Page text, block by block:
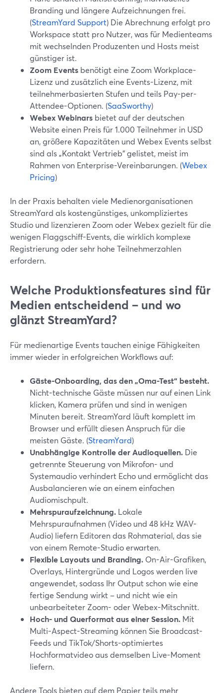
Branding und längere Aufzeichnungen frei.
(StreamYard Support) Die Abrechnung erfolgt pro
Workspace statt pro Nutzer, was für Medienteams
mit wechselnden Produzenten und Hosts meist
günstiger ist.
Zoom Events benötigt eine Zoom Workplace-
Lizenz und zusätzlich eine Events-Lizenz, mit
teilnehmerbasierten Stufen und teils Pay-per-
Attendee-Optionen. (SaaSworthy)
Webex Webinars bietet auf der deutschen
Website einen Preis für 1.000 Teilnehmer in USD
an, größere Kapazitäten und Webex Events selbst
sind als „Kontakt Vertrieb“ gelistet, meist im
Rahmen von Enterprise-Vereinbarungen. (Webex
Pricing)
In der Praxis behalten viele Medienorganisationen
StreamYard als kostengünstiges, unkompliziertes
Studio und lizenzieren Zoom oder Webex gezielt für die
wenigen Flaggschiff-Events, die wirklich komplexe
Registrierung oder sehr hohe Teilnehmerzahlen
erfordern.
Welche Produktionsfeatures sind für
Medien entscheidend – und wo
glänzt StreamYard?
Für medienartige Events tauchen einige Fähigkeiten
immer wieder in erfolgreichen Workflows auf:
Gäste-Onboarding, das den „Oma-Test“ besteht.
Nicht-technische Gäste müssen nur auf einen Link
klicken, Kamera prüfen und sind in wenigen
Minuten bereit. StreamYard läuft komplett im
Browser und erfüllt diesen Anspruch für die
meisten Gäste. (StreamYard)
Unabhängige Kontrolle der Audioquellen. Die
getrennte Steuerung von Mikrofon- und
Systemaudio verhindert Echo und ermöglicht das
Ausbalancieren wie an einem einfachen
Audiomischpult.
Mehrspuraufzeichnung. Lokale
Mehrspuraufnahmen (Video und 48 kHz WAV-
Audio) liefern Editoren das Rohmaterial, das sie
von einem Remote-Studio erwarten.
Flexible Layouts und Branding. On-Air-Grafiken,
Overlays, Hintergründe und Logos werden live
angewendet, sodass Ihr Output schon wie eine
fertige Sendung wirkt – und nicht wie ein
unbearbeiteter Zoom- oder Webex-Mitschnitt.
Hoch- und Querformat aus einer Session. Mit
Multi-Aspect-Streaming können Sie Broadcast-
Feeds und TikTok/Shorts-optimiertes
Hochformatvideo aus demselben Live-Moment
liefern.
Andere Tools bieten auf dem Papier teils mehr